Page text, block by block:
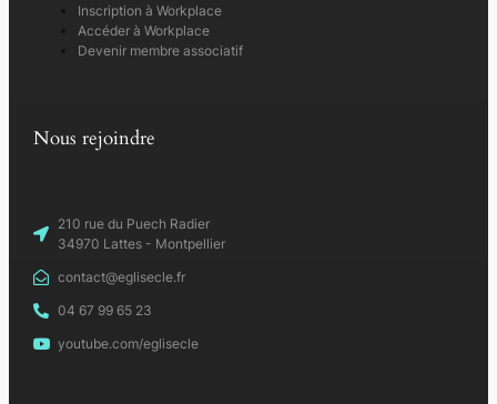
Inscription à Workplace
Accéder à Workplace
Devenir membre associatif
Nous rejoindre
210 rue du Puech Radier
34970 Lattes - Montpellier
contact@eglisecle.fr
04 67 99 65 23
youtube.com/eglisecle